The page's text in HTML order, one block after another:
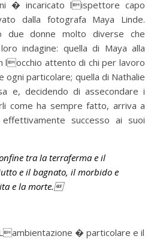
� incaricato lispettore capo
dalla fotografa Maya Linde.
due donne molto diverse che
indagine: quella di Maya alla
locchio attento di chi per lavoro
particolare; quella di Nathalie
e, decidendo di assecondare i
come ha sempre fatto, arriva a
successo ai suoi
tra la terraferma e il
e il bagnato, il morbido e
e la morte.
� particolare e il